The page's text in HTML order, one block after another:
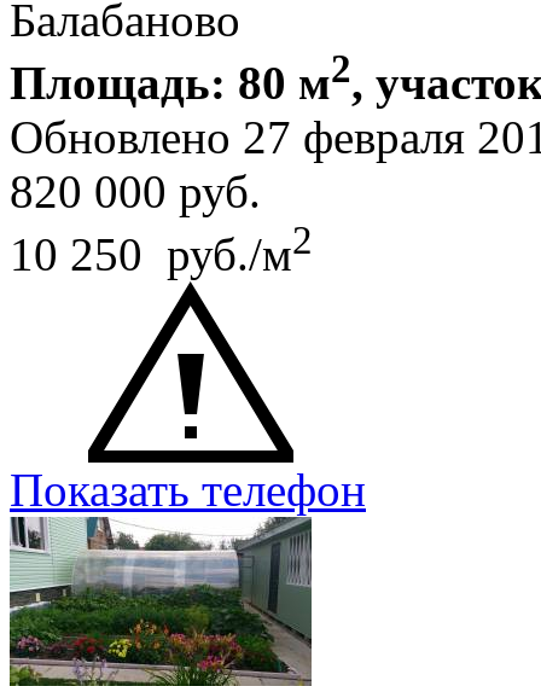
Балабаново
Площадь: 80 м2,
Обновлено 27 февраля
820 000 руб.
10 250 руб./м2
Показать телефон